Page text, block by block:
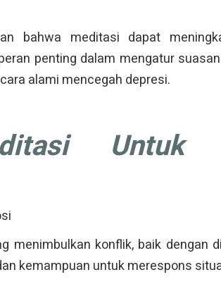
bahwa meditasi dapat
penting dalam mengatur
alami mencegah depresi.
Untuk
menimbulkan konflik, baik dengan
kemampuan untuk merespons